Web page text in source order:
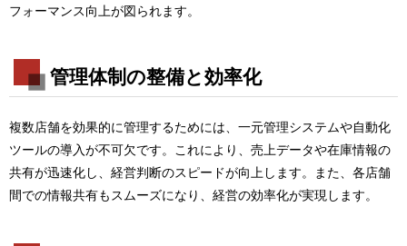
フォーマンス向上が図られます。
管理体制の整備と効率化
複数店舗を効果的に管理するためには、一元管理システムや自動化
ツールの導入が不可欠です。これにより、売上データや在庫情報の
共有が迅速化し、経営判断のスピードが向上します。また、各店舗
間での情報共有もスムーズになり、経営の効率化が実現します。